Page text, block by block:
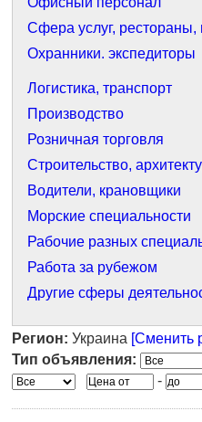
Сфера услуг, рестораны,
Охранники. экспедиторы
Логистика, транспорт
Производство
Розничная торговля
Строительство,
Водители, крановщики
Морские специальности
Рабочие разных
Работа за рубежом
Другие сферы
Регион: Украина [Сменить
Тип объявления:
-